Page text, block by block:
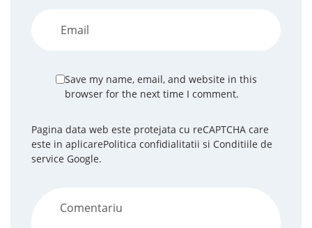
Save my name, email, and website in this
browser for the next time I comment.
Pagina data web este protejata cu reCAPTCHA care
este in aplicarePolitica confidialitatii si Conditiile de
service Google.